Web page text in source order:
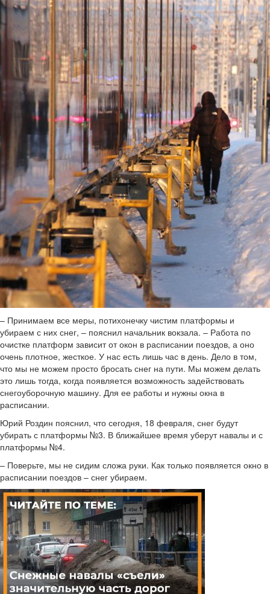
– Принимаем все меры, потихонечку чистим платформы и
убираем с них снег, – пояснил начальник вокзала. – Работа по
очистке платформ зависит от окон в расписании поездов, а оно
очень плотное, жесткое. У нас есть лишь час в день. Дело в том,
что мы не можем просто бросать снег на пути. Мы можем делать
это лишь тогда, когда появляется возможность задействовать
снегоуборочную машину. Для ее работы и нужны окна в
расписании.
Юрий Роздин пояснил, что сегодня, 18 февраля, снег будут
убирать с платформы №3. В ближайшее время уберут навалы и с
платформы №4.
– Поверьте, мы не сидим сложа руки. Как только появляется окно в
расписании поездов – снег убираем.